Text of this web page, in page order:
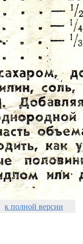
к полной версии